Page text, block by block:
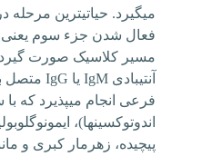
می‏گیرد. حیاتی‏ترین
فعال شدن جزء سوم یعنی
مسیر کلاسیک صورت گیرد
آنتی‏بادی IgM یا IgG متصل
فرعی انجام می‏پذیرد که
اندوتوکسین‏ها(،
پیچیده، زهرمار کبری و